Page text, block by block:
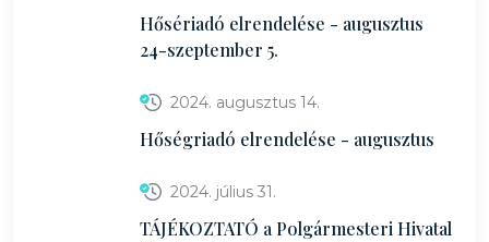
Hősériadó elrendelése - augusztus
24-szeptember 5.
2024. augusztus 14.
Hőségriadó elrendelése - augusztus
2024. július 31.
TÁJÉKOZTATÓ a Polgármesteri Hivatal